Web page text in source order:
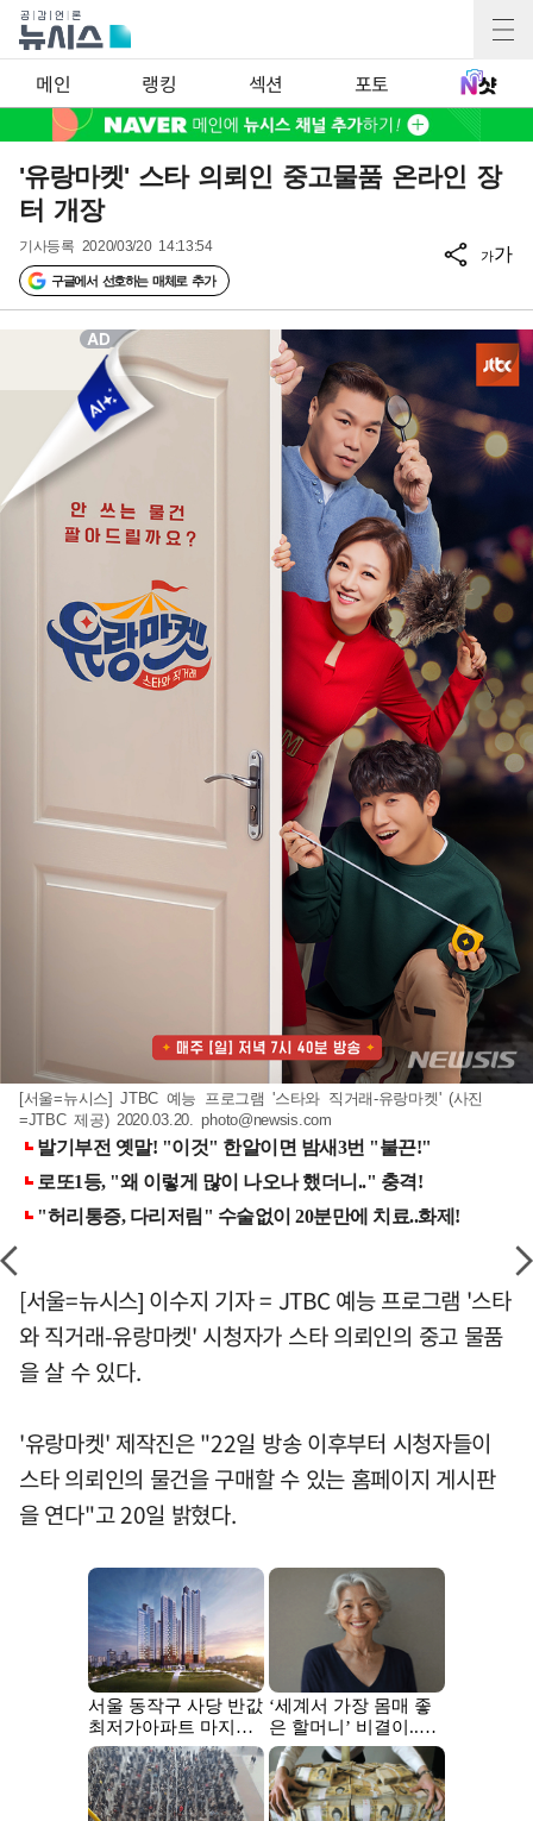
메인 랭킹 섹션 포토
'유랑마켓' 스타 의뢰인 중고물품 온라인 장
터 개장
기사등록 2020/03/20 14:13:54
구글에서 선호하는 매체로 추가
가가
[서울=뉴시스] JTBC 예능 프로그램 '스타와 직거래-유랑마켓' (사진
=JTBC 제공) 2020.03.20.photo@newsis.com
[서울=뉴시스] 이수지 기자 = JTBC 예능 프로그램 '스타
와 직거래-유랑마켓' 시청자가 스타 의뢰인의 중고 물품
을 살 수 있다.
'유랑마켓' 제작진은 "22일 방송 이후부터 시청자들이
스타 의뢰인의 물건을 구매할 수 있는 홈페이지 게시판
을 연다"고 20일 밝혔다.